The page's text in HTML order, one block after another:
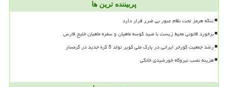
پربیننده ترین ها
تنگه هرمز تحت نظام عبور بی ضرر قرار دارد
برخورد قانونی محیط زیست با صید کوسه ماهیان و سفره ماهیان خلیج فارس
رشد جمعیت گورخر ایرانی در پارک ملی کویر تولد 5 کره جدید در گرمسار
هزینه نصب نیروگاه خورشیدی خانگی